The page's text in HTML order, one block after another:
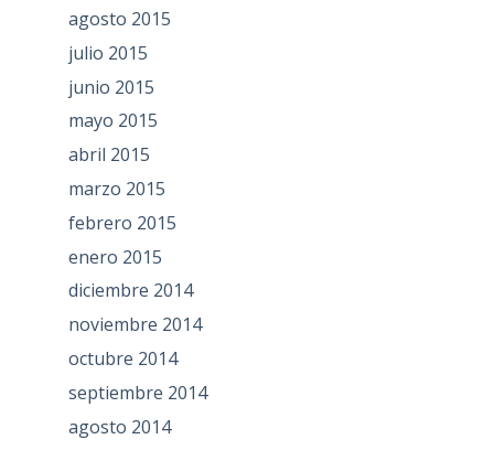
agosto 2015
julio 2015
junio 2015
mayo 2015
abril 2015
marzo 2015
febrero 2015
enero 2015
diciembre 2014
noviembre 2014
octubre 2014
septiembre 2014
agosto 2014